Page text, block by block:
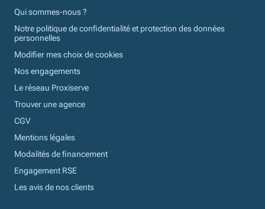
Qui sommes-nous ?
Notre politique de confidentialité et protection des données
personnelles
Modifier mes choix de cookies
Nos engagements
Le réseau Proxiserve
Trouver une agence
CGV
Mentions légales
Modalités de financement
Engagement RSE
Les avis de nos clients